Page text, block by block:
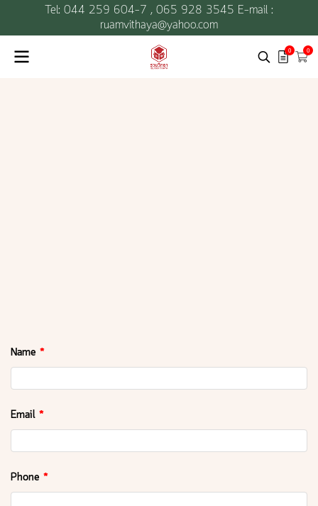
Tel: 044 259 604-7 , 065 928 3545 E-mail :
ruamvithaya@yahoo.com
0 0
Name
Email
Phone